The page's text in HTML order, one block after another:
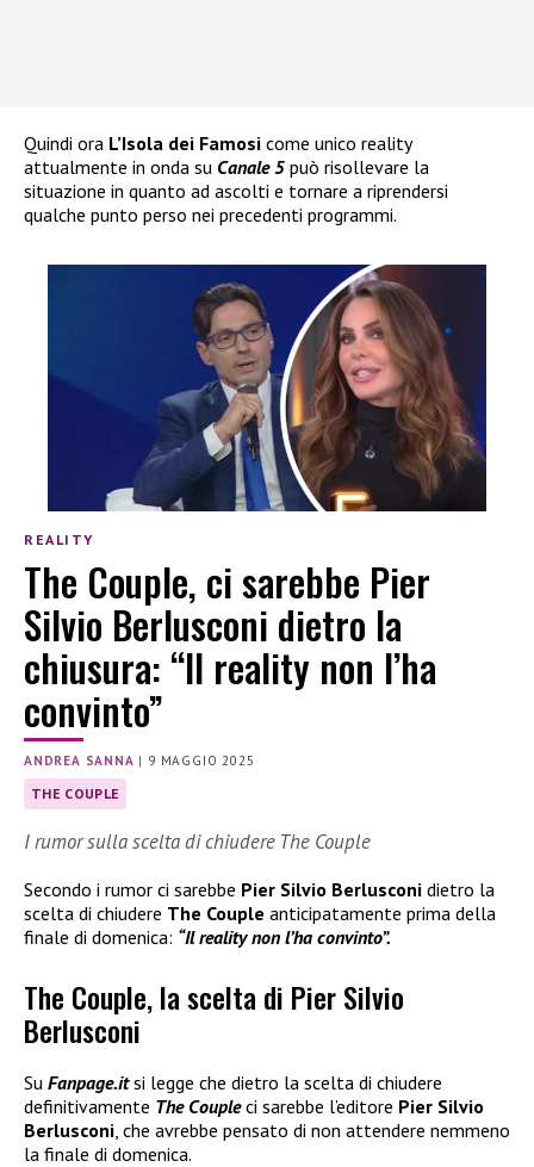
Quindi ora L’Isola dei Famosi come unico reality
attualmente in onda su Canale 5 può risollevare la
situazione in quanto ad ascolti e tornare a riprendersi
qualche punto perso nei precedenti programmi.
REALITY
The Couple, ci sarebbe Pier
Silvio Berlusconi dietro la
chiusura: “Il reality non l’ha
convinto”
ANDREA SANNA | 9 MAGGIO 2025
THE COUPLE
I rumor sulla scelta di chiudere The Couple
Secondo i rumor ci sarebbe Pier Silvio Berlusconi dietro la
scelta di chiudere The Couple anticipatamente prima della
finale di domenica: “Il reality non l’ha convinto”.
The Couple, la scelta di Pier Silvio
Berlusconi
Su Fanpage.itsi legge che dietro la scelta di chiudere
definitivamente The Coupleci sarebbe l’editore Pier Silvio
Berlusconi , che avrebbe pensato di non attendere nemmeno
la finale di domenica.